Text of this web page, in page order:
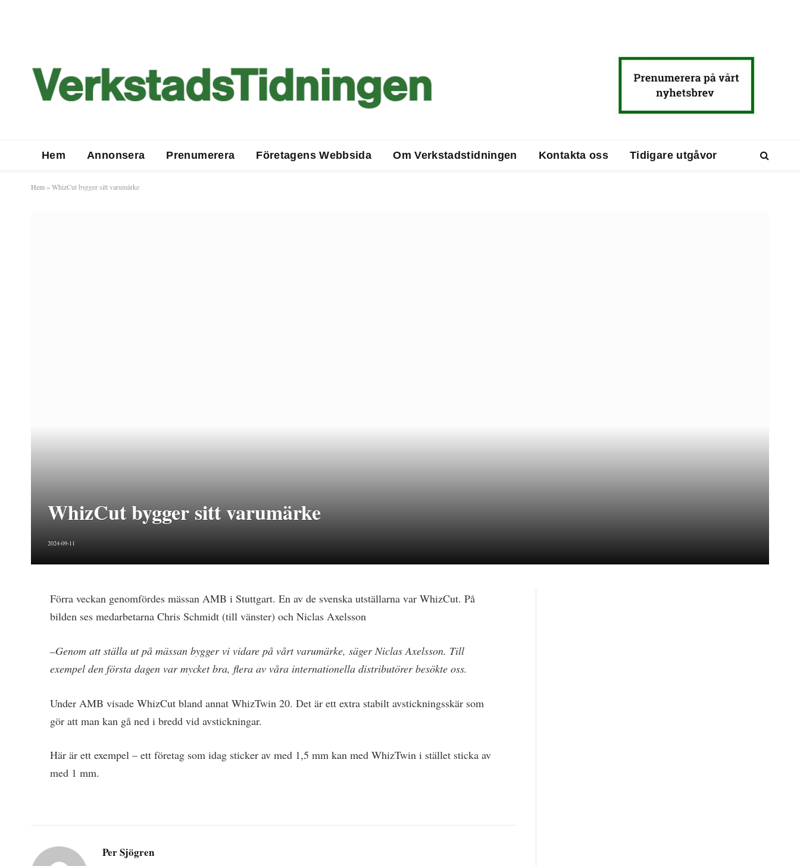
Hem Annonsera Prenumerera Företagens Webbsida Om Verkstadstidningen Kontakta oss Tidigare utgåvor
Hem » WhizCut bygger sitt varumärke
WhizCut bygger sitt varumärke
2024-09-11
Förra veckan genomfördes mässan AMB i Stuttgart. En av de svenska utställarna var WhizCut. På
bilden ses medarbetarna Chris Schmidt (till vänster) och Niclas Axelsson
–Genom att ställa ut på mässan bygger vi vidare på vårt varumärke, säger Niclas Axelsson. Till
exempel den första dagen var mycket bra, flera av våra internationella distributörer besökte oss.
Under AMB visade WhizCut bland annat WhizTwin 20. Det är ett extra stabilt avstickningsskär som
gör att man kan gå ned i bredd vid avstickningar.
Här är ett exempel – ett företag som idag sticker av med 1,5 mm kan med WhizTwin i stället sticka av
med 1 mm.
Per Sjögren